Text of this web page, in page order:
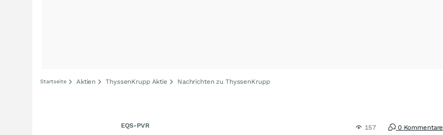
Startseite Aktien ThyssenKrupp Aktie Nachrichten zu ThyssenKrupp
EQS-PVR 157 0 Kommentare